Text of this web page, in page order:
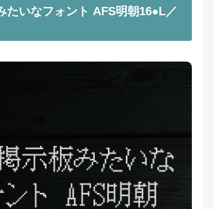
たいなフォント AFS明朝16●L／